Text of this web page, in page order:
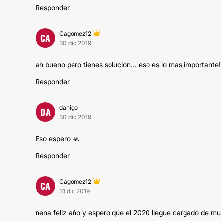
Responder
CA
Cagomez12
30 dic 2019
ah bueno pero tienes solucion... eso es lo mas importante!
Responder
DA
danigo
30 dic 2019
Eso espero 🙏
Responder
CA
Cagomez12
31 dic 2019
nena feliz año y espero que el 2020 llegue cargado de